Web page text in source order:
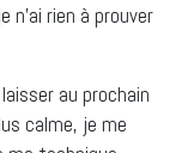
rien à prouver
au prochain
calme, je me